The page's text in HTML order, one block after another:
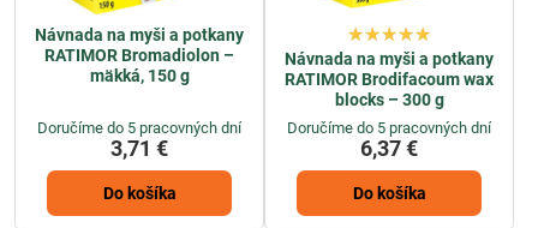
Návnada na myši a potkany
RATIMOR Bromadiolon –
mäkká, 150 g
Doručíme do 5 pracovných dní
3,71 €
Do košíka
Návnada na myši a potkany
RATIMOR Brodifacoum wax
blocks – 300 g
Doručíme do 5 pracovných dní
6,37 €
Do košíka